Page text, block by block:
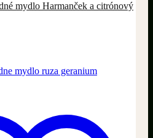
mydlo Harmanček a citrónový